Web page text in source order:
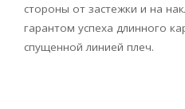
стороны от застежки и на
гарантом успеха длинного
спущенной линией плеч.